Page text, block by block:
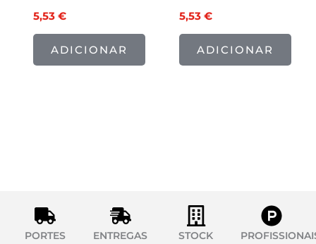
5,53 €
ADICIONAR
5,53€
ADICIONAR
PORTES
ENTREGAS
STOCK